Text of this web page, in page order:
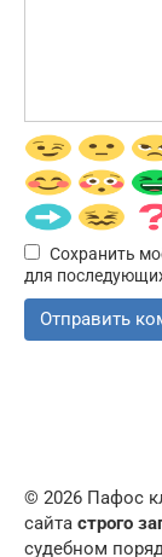
Сохранить
для
© 2026 Пафос
сайта строго
судебном